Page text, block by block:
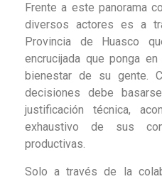
Frente a este panorama
diversos actores es a
Provincia de Huasco
encrucijada que ponga
bienestar de su gente.
decisiones debe
justificación técnica,
exhaustivo de sus
productivas.
Solo a través de la